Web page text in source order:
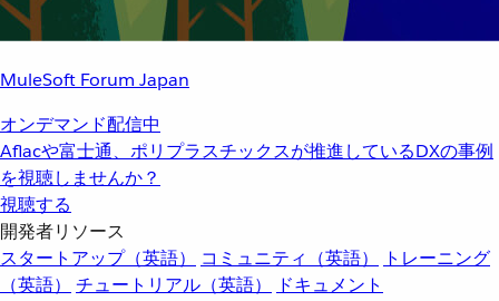
MuleSoft Forum Japan
オンデマンド配信中
Aflacや富士通、ポリプラスチックスが推進しているDXの事例
を視聴しませんか？
視聴する
開発者リソース
スタートアップ（英語）
コミュニティ（英語）
トレーニング
（英語）
チュートリアル（英語）
ドキュメント